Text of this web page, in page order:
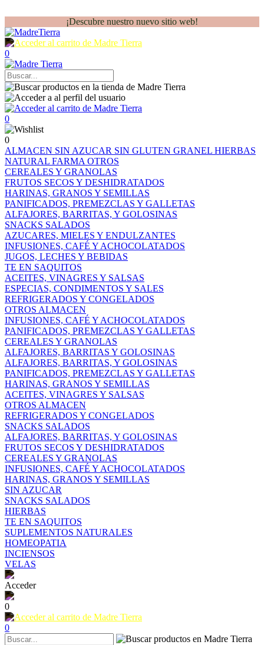
¡Descubre nuestro nuevo sitio web!
0
0
0
ALMACEN SIN AZUCAR SIN GLUTEN GRANEL HIERBAS
NATURAL FARMA OTROS
CEREALES Y GRANOLAS
FRUTOS SECOS Y DESHIDRATADOS
HARINAS, GRANOS Y SEMILLAS
PANIFICADOS, PREMEZCLAS Y GALLETAS
ALFAJORES, BARRITAS, Y GOLOSINAS
SNACKS SALADOS
AZUCARES, MIELES Y ENDULZANTES
INFUSIONES, CAFÉ Y ACHOCOLATADOS
JUGOS, LECHES Y BEBIDAS
TE EN SAQUITOS
ACEITES, VINAGRES Y SALSAS
ESPECIAS, CONDIMENTOS Y SALES
REFRIGERADOS Y CONGELADOS
OTROS ALMACEN
INFUSIONES, CAFÉ Y ACHOCOLATADOS
PANIFICADOS, PREMEZCLAS Y GALLETAS
CEREALES Y GRANOLAS
ALFAJORES, BARRITAS Y GOLOSINAS
ALFAJORES, BARRITAS, Y GOLOSINAS
PANIFICADOS, PREMEZCLAS Y GALLETAS
HARINAS, GRANOS Y SEMILLAS
ACEITES, VINAGRES Y SALSAS
OTROS ALMACEN
REFRIGERADOS Y CONGELADOS
SNACKS SALADOS
ALFAJORES, BARRITAS, Y GOLOSINAS
FRUTOS SECOS Y DESHIDRATADOS
CEREALES Y GRANOLAS
INFUSIONES, CAFÉ Y ACHOCOLATADOS
HARINAS, GRANOS Y SEMILLAS
SIN AZUCAR
SNACKS SALADOS
HIERBAS
TE EN SAQUITOS
SUPLEMENTOS NATURALES
HOMEOPATIA
INCIENSOS
VELAS
Acceder
0
0